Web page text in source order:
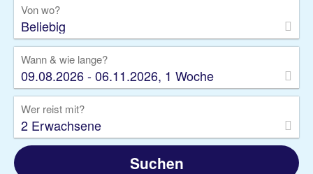
Von wo?
Beliebig
Wann & wie lange?
09.08.2026 - 06.11.2026, 1 Woche
Wer reist mit?
2 Erwachsene
Suchen